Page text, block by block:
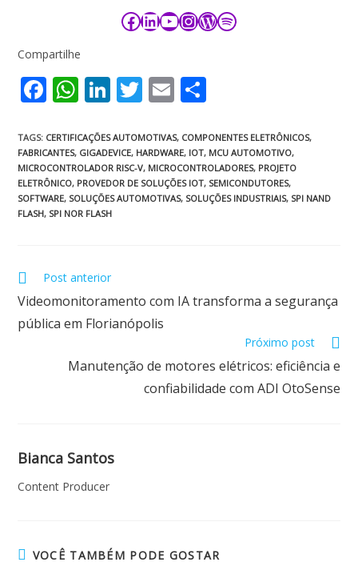
Compartilhe
F
e
b
o
o
W
at
s
A
p
Li
k
e
dI
n
T
itt
er
E
ai
l
ar
e
TAGS: CERTIFICAÇÕES AUTOMOTIVAS, COMPONENTES ELETRÔNICOS,
FABRICANTES, GIGADEVICE, HARDWARE, IOT, MCU AUTOMOTIVO,
MICROCONTROLADOR RISC-V, MICROCONTROLADORES, PROJETO
ELETRÔNICO, PROVEDOR DE SOLUÇÕES IOT, SEMICONDUTORES,
SOFTWARE, SOLUÇÕES AUTOMOTIVAS, SOLUÇÕES INDUSTRIAIS, SPI NAND
FLASH, SPI NOR FLASH
Post anterior
Videomonitoramento com IA transforma a segurança
pública em Florianópolis
Próximo post
Manutenção de motores elétricos: eficiência e
confiabilidade com ADI OtoSense
Bianca Santos
Content Producer
VOCÊ TAMBÉM PODE GOSTAR